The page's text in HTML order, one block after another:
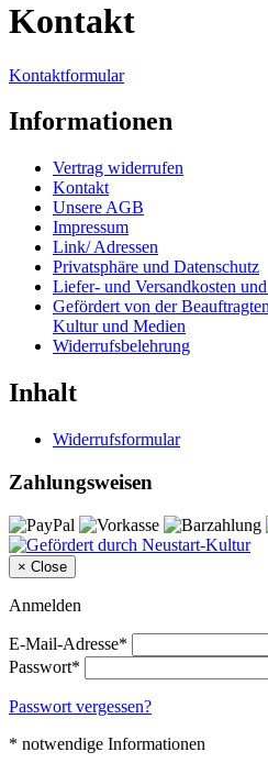
Kontakt
Kontaktformular
Informationen
Vertrag widerrufen
Kontakt
Unsere AGB
Impressum
Link/ Adressen
Privatsphäre und Datenschutz
Liefer- und Versandkosten
Gefördert von der
Kultur und Medien
Widerrufsbelehrung
Inhalt
Widerrufsformular
Zahlungsweisen
× Close
Anmelden
E-Mail-Adresse*
Passwort*
Passwort vergessen?
* notwendige Informationen